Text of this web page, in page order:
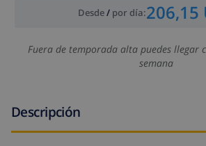
Desde/ por día:206,15
Fuera de temporada alta puedes llegar
semana
Descripción